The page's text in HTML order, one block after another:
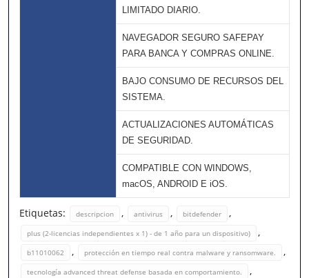
LIMITADO DIARIO.
NAVEGADOR SEGURO SAFEPAY
PARA BANCA Y COMPRAS ONLINE.
BAJO CONSUMO DE RECURSOS DEL
SISTEMA.
ACTUALIZACIONES AUTOMÁTICAS
DE SEGURIDAD.
COMPATIBLE CON WINDOWS,
macOS, ANDROID E iOS.
Etiquetas: descripcion , antivirus , bitdefender ,
plus (2-licencias independientes x 1) - de 1 año para un dispositivo) ,
b11010062 , protección en tiempo real contra malware y ransomware. ,
tecnología advanced threat defense basada en comportamiento. ,